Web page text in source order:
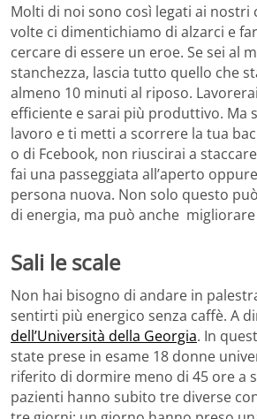
Molti di noi sono così legati ai nostri
volte ci dimentichiamo di alzarci e
cercare di essere un eroe. Se sei al
stanchezza, lascia tutto quello che
almeno 10 minuti al riposo.
efficiente e sarai più produttivo. Ma
lavoro e ti metti a scorrere la tua
o di Fcebook, non riuscirai a
fai una passeggiata all’aperto
persona nuova. Non solo questo
di energia, ma può anche
Sali le scale
Non hai bisogno di andare in
sentirti più energico senza caffè. A
dell’Università della Georgia. In
state prese in esame 18 donne
riferito di dormire meno di 45 ore a
pazienti hanno subito tre diverse